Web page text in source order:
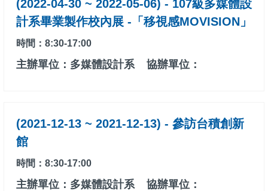
(2022-04-30 ~ 2022-05-06) - 107級多媒體設
計系畢業製作校內展 -「移視感MOVISION」
時間：8:30-17:00
主辦單位：多媒體設計系 協辦單位：
(2021-12-13 ~ 2021-12-13) - 參訪台積創新
館
時間：8:30-17:00
主辦單位：多媒體設計系 協辦單位：